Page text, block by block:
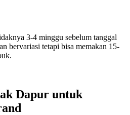
3-4 minggu sebelum tanggal
bervariasi tetapi bisa memakan 15-
Dapur untuk